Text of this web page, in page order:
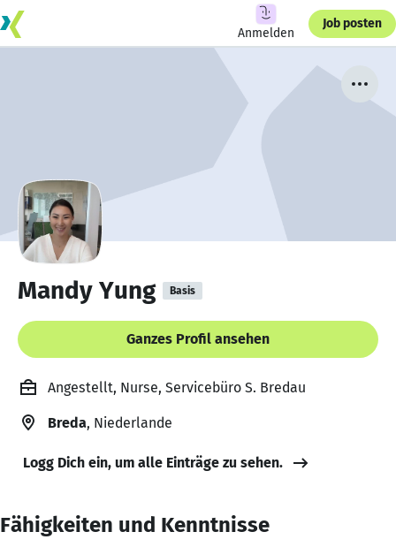
Anmelden
Job posten
Mandy Yung Basis
Ganzes Profil ansehen
Angestellt, Nurse, Servicebüro S. Bredau
Breda, Niederlande
Logg Dich ein, um alle Einträge zu sehen.
Fähigkeiten und Kenntnisse